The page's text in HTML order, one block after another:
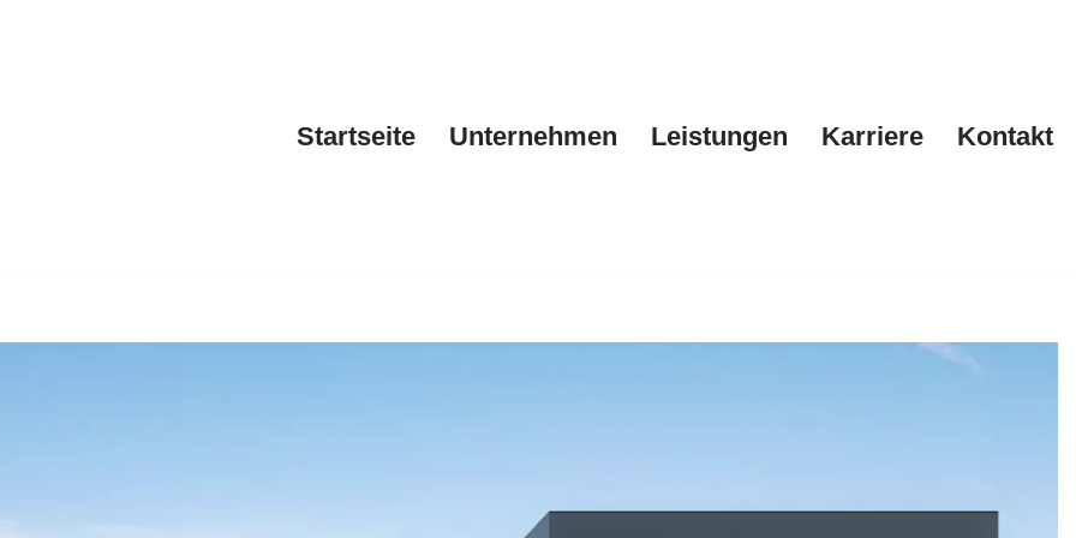
Startseite Unternehmen Leistungen Karriere Kontakt